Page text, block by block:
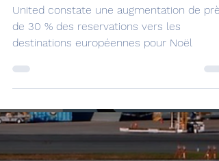
de 30 % des reservations
vers les destinations
européennes pour Noël
de 30 % des reservations vers les
destinations européennes pour Noël